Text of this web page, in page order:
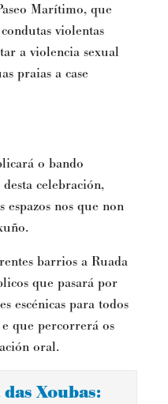
Marítimo, que
violentas
a violencia sexual
praias a case
o bando
celebración,
espazos nos que non
barrios a Ruada
que pasará por
escénicas para todos
que percorrerá os
oral.
Xoubas: